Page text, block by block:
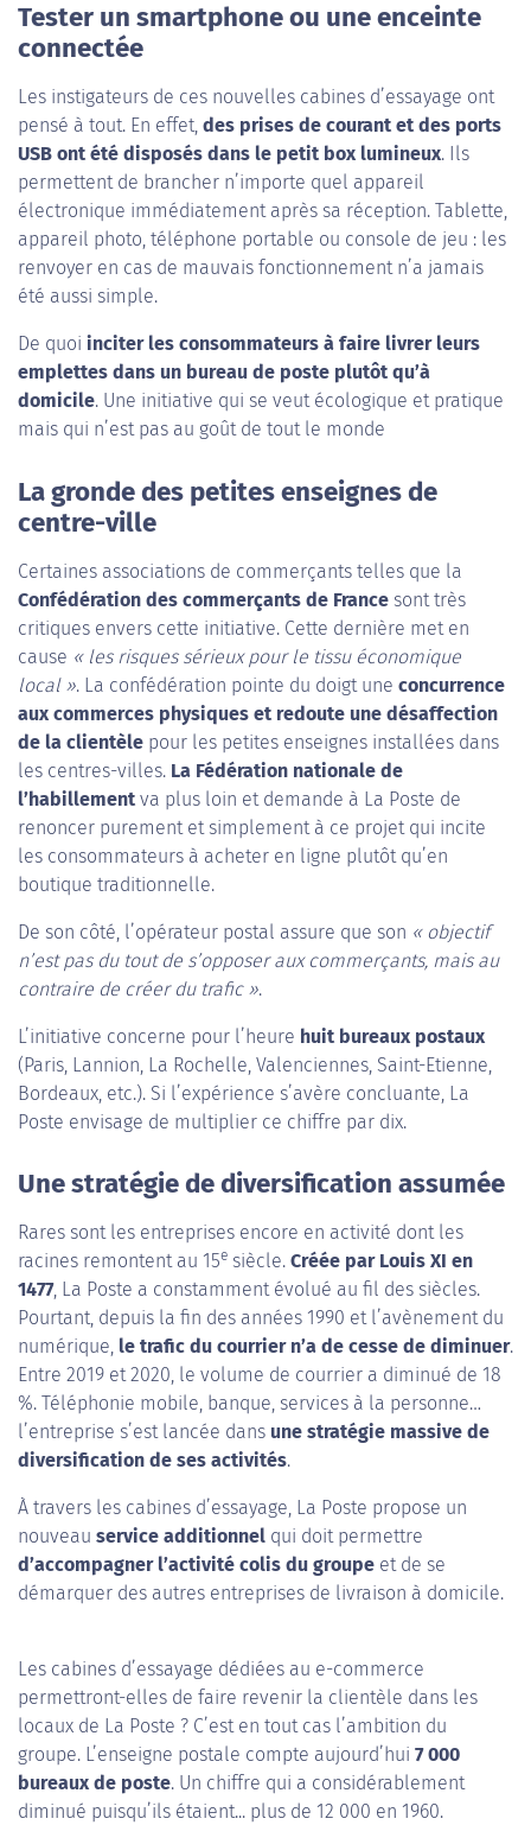
Tester un smartphone ou une enceinte
connectée
Les instigateurs de ces nouvelles cabines d’essayage ont
pensé à tout. En effet, des prises de courant et des ports
USB ont été disposés dans le petit box lumineux. Ils
permettent de brancher n’importe quel appareil
électronique immédiatement après sa réception. Tablette,
appareil photo, téléphone portable ou console de jeu : les
renvoyer en cas de mauvais fonctionnement n’a jamais
été aussi simple.
De quoi inciter les consommateurs à faire livrer leurs
emplettes dans un bureau de poste plutôt qu’à
domicile. Une initiative qui se veut écologique et pratique
mais qui n’est pas au goût de tout le monde
La gronde des petites enseignes de
centre-ville
Certaines associations de commerçants telles que la
Confédération des commerçants de France sont très
critiques envers cette initiative. Cette dernière met en
cause « les risques sérieux pour le tissu économique
local ». La confédération pointe du doigt une concurrence
aux commerces physiques et redoute une désaffection
de la clientèle pour les petites enseignes installées dans
les centres-villes. La Fédération nationale de
l’habillement va plus loin et demande à La Poste de
renoncer purement et simplement à ce projet qui incite
les consommateurs à acheter en ligne plutôt qu’en
boutique traditionnelle.
De son côté, l’opérateur postal assure que son « objectif
n’est pas du tout de s’opposer aux commerçants, mais au
contraire de créer du trafic ».
L’initiative concerne pour l’heure huit bureaux postaux
(Paris, Lannion, La Rochelle, Valenciennes, Saint-Etienne,
Bordeaux, etc.). Si l’expérience s’avère concluante, La
Poste envisage de multiplier ce chiffre par dix.
Une stratégie de diversification assumée
Rares sont les entreprises encore en activité dont les
racines remontent au 15e siècle. Créée par Louis XI en
1477, La Poste a constamment évolué au fil des siècles.
Pourtant, depuis la fin des années 1990 et l’avènement du
numérique, le trafic du courrier n’a de cesse de diminuer.
Entre 2019 et 2020, le volume de courrier a diminué de 18
%. Téléphonie mobile, banque, services à la personne…
l’entreprise s’est lancée dans une stratégie massive de
diversification de ses activités.
À travers les cabines d’essayage, La Poste propose un
nouveau service additionnel qui doit permettre
d’accompagner l’activité colis du groupe et de se
démarquer des autres entreprises de livraison à domicile.
Les cabines d’essayage dédiées au e-commerce
permettront-elles de faire revenir la clientèle dans les
locaux de La Poste ? C’est en tout cas l’ambition du
groupe. L’enseigne postale compte aujourd’hui 7 000
bureaux de poste. Un chiffre qui a considérablement
diminué puisqu’ils étaient... plus de 12 000 en 1960.